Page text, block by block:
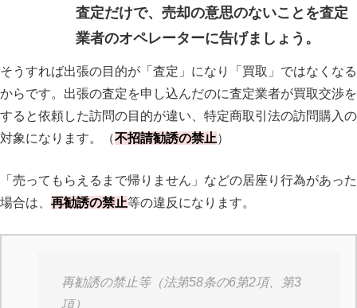
査定だけで、売却の意思のないことを査定
業者のオペレーターに告げましょう。
そうすれば出張の目的が「査定」になり「買取」ではなくなる
からです。出張の査定を申し込んだのに査定業者が買取交渉を
すると依頼した訪問の目的が違い、特定商取引法の訪問購入の
対象になります。（不招請勧誘の禁止）
「売ってもらえるまで帰りません」などの居座り行為があった
場合は、 再勧誘の禁止等の違反になります。
再勧誘の禁止等（法第58条の6第2項、第3
項）